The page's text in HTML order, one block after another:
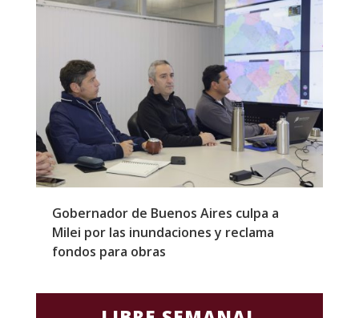
Gobernador de Buenos Aires culpa a
Milei por las inundaciones y reclama
fondos para obras